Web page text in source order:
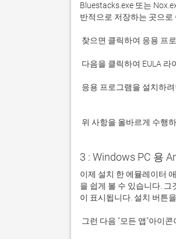
Bluestacks.exe 또는
위 사항을 올바르게 수행
3 : Windows PC 용
이제 설치 한 에뮬레이터
을 쉽게 볼 수 있습니다.